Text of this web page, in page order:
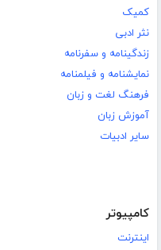
کمیک
نثر ادبی
زندگینامه و سفرنامه
نمایشنامه و فیلمنامه
فرهنگ لغت و زبان
آموزش زبان
سایر ادبیات
کامپیوتر
اینترنت